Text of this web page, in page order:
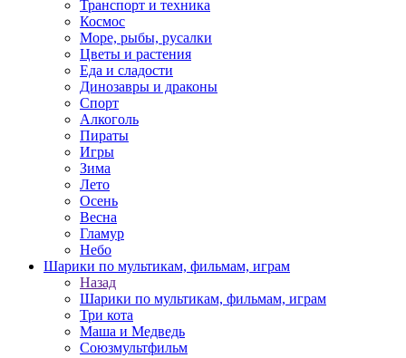
Транспорт и техника
Космос
Море, рыбы, русалки
Цветы и растения
Еда и сладости
Динозавры и драконы
Спорт
Алкоголь
Пираты
Игры
Зима
Лето
Осень
Весна
Гламур
Небо
Шарики по мультикам, фильмам, играм
Назад
Шарики по мультикам, фильмам, играм
Три кота
Маша и Медведь
Союзмультфильм